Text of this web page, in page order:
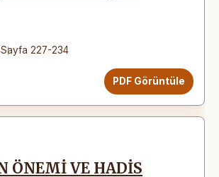
Sayfa 227-234
PDF Görüntüle
ÖNEMİ VE HADİS